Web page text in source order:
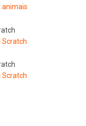
animais
Scratch
Scratch